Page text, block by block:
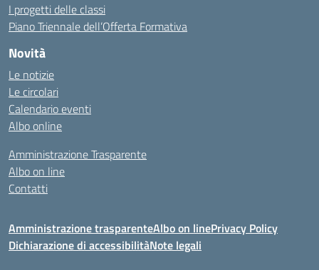
I progetti delle classi
Piano Triennale dell’Offerta Formativa
Novità
Le notizie
Le circolari
Calendario eventi
Albo online
Amministrazione Trasparente
Albo on line
Contatti
Amministrazione trasparenteAlbo on linePrivacy Policy
Dichiarazione di accessibilitàNote legali